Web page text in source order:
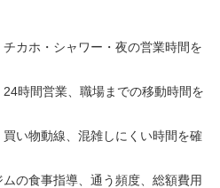
カホ・シャワー・夜の営業時間を
時間営業、職場までの移動時間を
い物動線、混雑しにくい時間を確
ムの食事指導、通う頻度、総額費用